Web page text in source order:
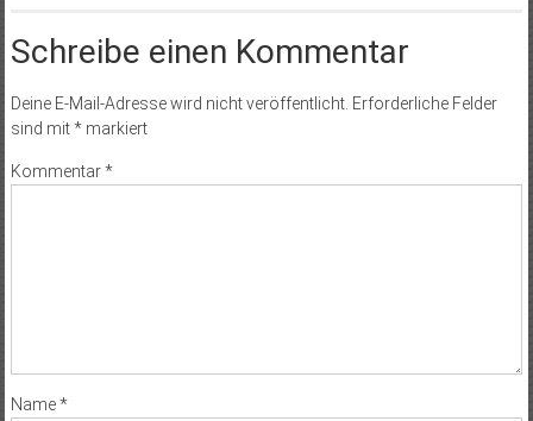
Schreibe einen Kommentar
Deine E-Mail-Adresse wird nicht veröffentlicht. Erforderliche Felder
sind mit*markiert
Kommentar*
Name*